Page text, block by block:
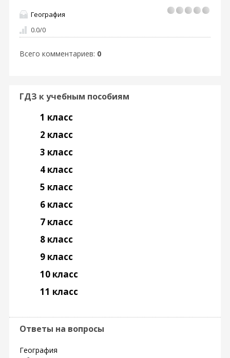
География
0.0/0
Всего комментариев: 0
ГДЗ к учебным пособиям
1 класс
2 класс
3 класс
4 класс
5 класс
6 класс
7 класс
8 класс
9 класс
10 класс
11 класс
Ответы на вопросы
География